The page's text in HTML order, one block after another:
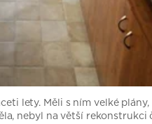
lety. Měli s ním velké
nebyl na větší